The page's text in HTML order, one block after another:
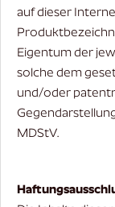
auf dieser
Eigentum der
solche dem
und/oder
MDStV.